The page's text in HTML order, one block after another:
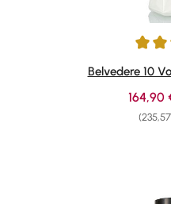
Durchschnittliche
Belvedere 10
164,90